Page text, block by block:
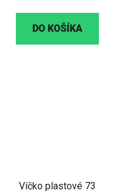
DO KOŠÍKA
Víčko plastové 73